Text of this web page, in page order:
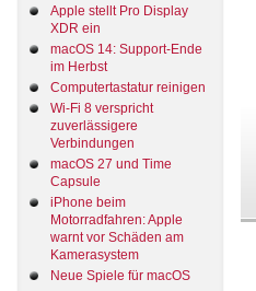
Apple stellt Pro Display
XDR ein
macOS 14: Support-Ende
im Herbst
Computertastatur reinigen
Wi-Fi 8 verspricht
zuverlässigere
Verbindungen
macOS 27 und Time
Capsule
iPhone beim
Motorradfahren: Apple
warnt vor Schäden am
Kamerasystem
Neue Spiele für macOS